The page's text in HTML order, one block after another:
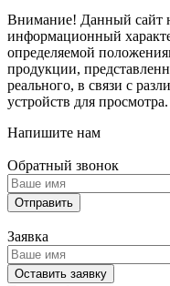
Внимание! Данный сайт
информационный
определяемой
продукции,
реального, в связи с
устройств для просмотра.
Напишите нам
Обратный звонок
Отправить
Заявка
Оставить заявку